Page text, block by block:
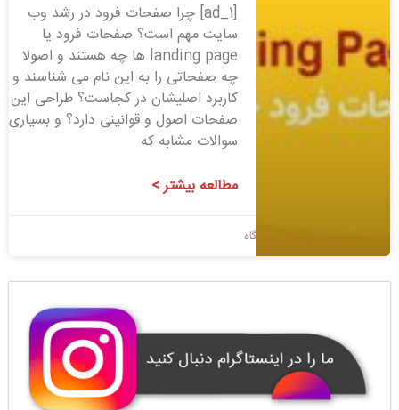
[ad_1] چرا صفحات فرود در رشد وب
سایت مهم است؟ صفحات فرود یا
landing page ها چه هستند و اصولا
چه صفحاتی را به این نام می شناسند و
کاربرد اصلیشان در کجاست؟ طراحی این
صفحات اصول و قوانینی دارد؟ و بسیاری
سوالات مشابه که
مطالعه بیشتر >
بدون دیدگاه